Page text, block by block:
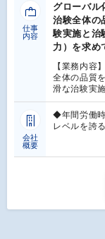
仕事
内容
グローバル
治験全体の
験実施と治
力）を求め
【業務内容
全体の品質
滑な治験実
会社
概要
◆年間労働
レベルを誇